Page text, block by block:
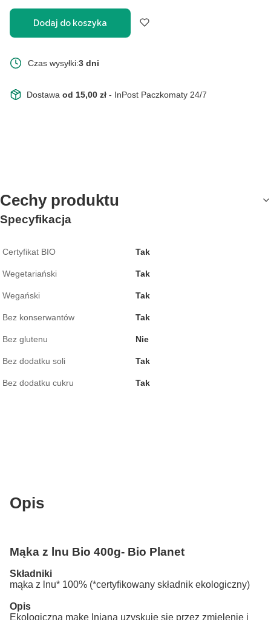
Dodaj do koszyka
Czas wysyłki:3 dni
Dostawa od 15,00 zł - InPost Paczkomaty 24/7
Cechy produktu
Specyfikacja
Certyfikat BIO Tak
Wegetariański Tak
Wegański Tak
Bez konserwantów Tak
Bez glutenu Nie
Bez dodatku soli Tak
Bez dodatku cukru Tak
Opis
Mąka z lnu Bio 400g- Bio Planet
Składniki
mąka z lnu* 100% (*certyfikowany składnik ekologiczny)
Opis
Ekologiczną mąkę lnianą uzyskuje się przez zmielenie i